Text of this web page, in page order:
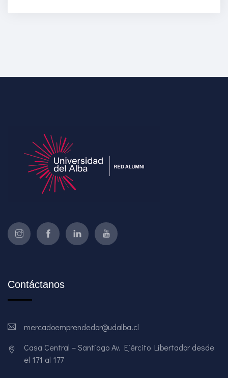
Contáctanos
mercadoemprendedor@udalba.cl
Casa Central – Santiago Av. Ejército Libertador desde
el 171 al 177